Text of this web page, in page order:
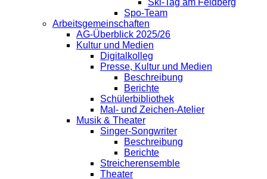
Ski-Tag am Feldberg
Spo-Team
Arbeitsgemeinschaften
AG-Überblick 2025/26
Kultur und Medien
Digitalkolleg
Presse, Kultur und Medien
Beschreibung
Berichte
Schülerbibliothek
Mal- und Zeichen-Atelier
Musik & Theater
Singer-Songwriter
Beschreibung
Berichte
Streicherensemble
Theater